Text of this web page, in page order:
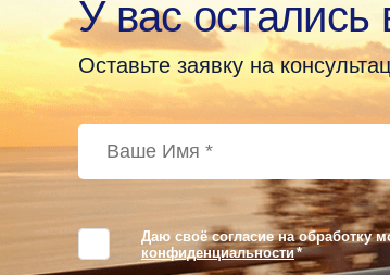
У вас остались
Оставьте заявку на
Даю своё согласие на обработку
конфиденциальности*